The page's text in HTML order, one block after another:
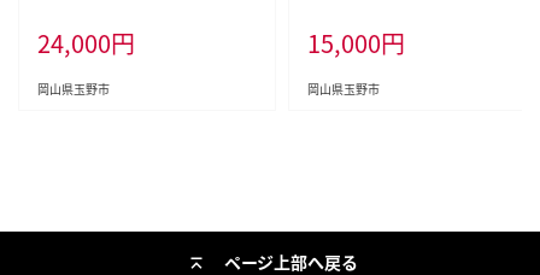
ルーツ 果物 太陽 美しい 外観 大粒
高糖度 種なし 皮ごと 弾力 食感 美
味しい
24,000円
岡山県玉野市
15,000円
岡山県玉野市
ページ上部へ戻る